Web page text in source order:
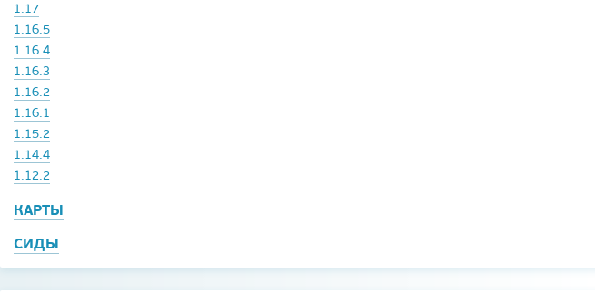
1.17
1.16.5
1.16.4
1.16.3
1.16.2
1.16.1
1.15.2
1.14.4
1.12.2
КАРТЫ
СИДЫ